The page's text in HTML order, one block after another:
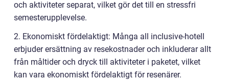
och aktiviteter separat, vilket gör det till en stressfri
semesterupplevelse.
2. Ekonomiskt fördelaktigt: Många all inclusive-hotell
erbjuder ersättning av resekostnader och inkluderar allt
från måltider och dryck till aktiviteter i paketet, vilket
kan vara ekonomiskt fördelaktigt för resenärer.